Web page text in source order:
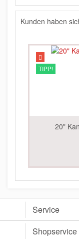
Kunden haben
TIPP!
20"
Service
Shopservice